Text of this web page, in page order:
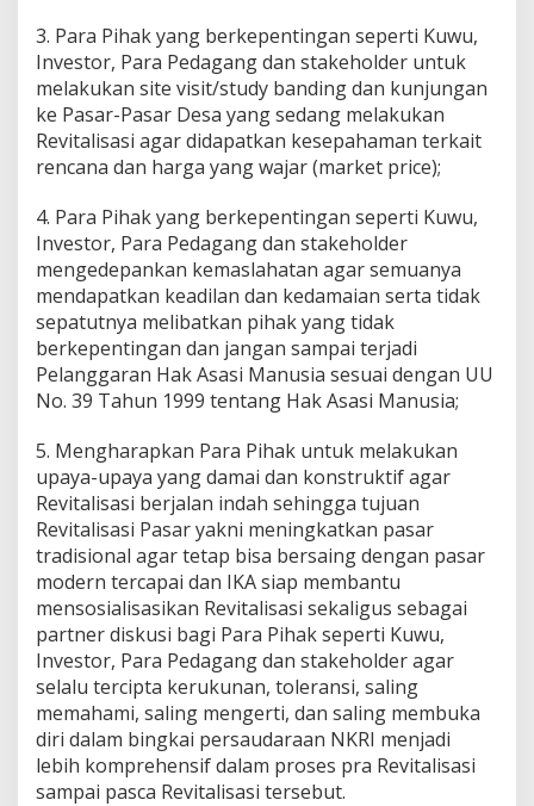
3. Para Pihak yang berkepentingan seperti Kuwu,
Investor, Para Pedagang dan stakeholder untuk
melakukan site visit/study banding dan kunjungan
ke Pasar-Pasar Desa yang sedang melakukan
Revitalisasi agar didapatkan kesepahaman terkait
rencana dan harga yang wajar (market price);
4. Para Pihak yang berkepentingan seperti Kuwu,
Investor, Para Pedagang dan stakeholder
mengedepankan kemaslahatan agar semuanya
mendapatkan keadilan dan kedamaian serta tidak
sepatutnya melibatkan pihak yang tidak
berkepentingan dan jangan sampai terjadi
Pelanggaran Hak Asasi Manusia sesuai dengan UU
No. 39 Tahun 1999 tentang Hak Asasi Manusia;
5. Mengharapkan Para Pihak untuk melakukan
upaya-upaya yang damai dan konstruktif agar
Revitalisasi berjalan indah sehingga tujuan
Revitalisasi Pasar yakni meningkatkan pasar
tradisional agar tetap bisa bersaing dengan pasar
modern tercapai dan IKA siap membantu
mensosialisasikan Revitalisasi sekaligus sebagai
partner diskusi bagi Para Pihak seperti Kuwu,
Investor, Para Pedagang dan stakeholder agar
selalu tercipta kerukunan, toleransi, saling
memahami, saling mengerti, dan saling membuka
diri dalam bingkai persaudaraan NKRI menjadi
lebih komprehensif dalam proses pra Revitalisasi
sampai pasca Revitalisasi tersebut.